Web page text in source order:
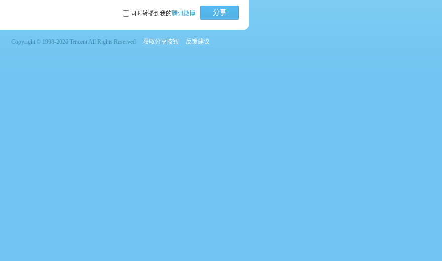
同时转播到我的腾讯微博 分享
Copyright © 1998-2026 Tencent All Rights Reserved 获取分享按钮 反馈建议